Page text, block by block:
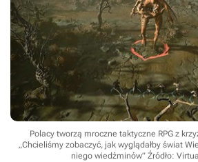
Polacy tworzą mroczne taktyczne RPG z
„Chcieliśmy zobaczyć, jak wyglądałby świat
niego wiedźminów” Źródło: